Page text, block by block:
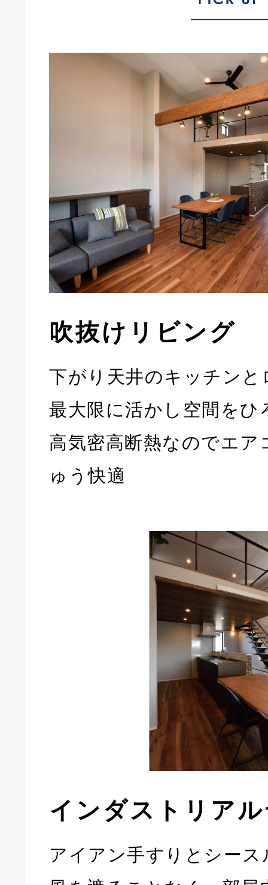
吹抜けリビング
下がり天井のキッチン
最大限に活かし空間をひ
高気密高断熱なのでエア
ゅう快適
インダストリア
アイアン手すりとシー